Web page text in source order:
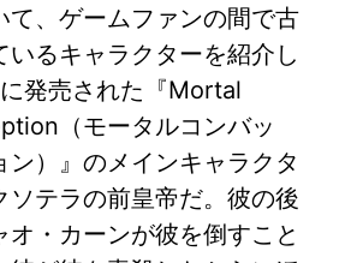
て、ゲームファンの間で古
いるキャラクターを紹介し
発売された『Mortal
（モータルコンバッ
ン）』のメインキャラクタ
ソテラの前皇帝だ。彼の後
オ・カーンが彼を倒すこと